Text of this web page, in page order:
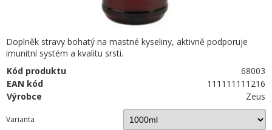
Doplněk stravy bohatý na mastné kyseliny, aktivně podporuje
imunitní systém a kvalitu srsti.
Kód produktu
68003
EAN kód
111111111216
Výrobce
Zeus
Varianta